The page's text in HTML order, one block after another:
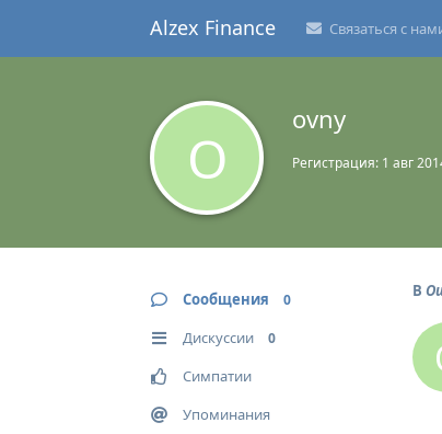
Alzex Finance Связаться с
O
ovny
Регистрация: 1 авг
Сообщения 0
Дискуссии 0
Симпатии
Упоминания
В